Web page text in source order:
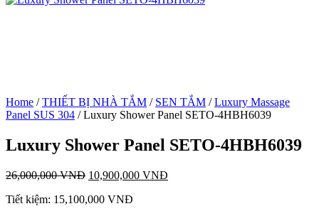
Home /THIẾT BỊ NHÀ TẮM / SEN TẮM /Luxury Massage
Panel SUS 304 / Luxury Shower Panel SETO-4HBH6039
Luxury Shower Panel SETO-4HBH6039
26,000,000VNĐ 10,900,000 VNĐ
Tiết kiệm: 15,100,000 VNĐ